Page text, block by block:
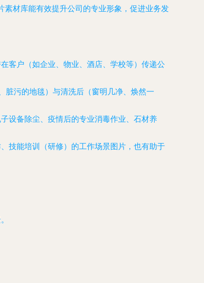
材库能有效提升公司的专业形象，促进业务发
客户（如企业、物业、酒店、学校等）传递公
脏污的地毯）与清洗后（窗明几净、焕然一
设备除尘、疫情后的专业消毒作业、石材养
技能培训（研修）的工作场景图片，也有助于